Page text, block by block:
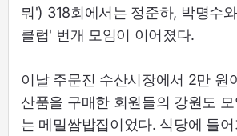
뭐') 318회에서는 정준하, 박명수
클럽' 번개 모임이 이어졌다.
이날 주문진 수산시장에서 2만 원
산품을 구매한 회원들의 강원도
는 메밀쌈밥집이었다. 식당에 들